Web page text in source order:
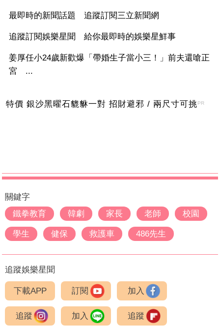
最即時的新聞話題 追蹤訂閱三立新聞網
追蹤訂閱娛樂星聞 給你最即時的娛樂星鮮事
姜厚任小24歲新歡爆「帶婚生子當小三！」前夫還嗆正
宮 ...
特價 銀沙黑曜石貔貅一對 招財避邪 / 兩尺寸可挑 PR
關鍵字
鐵拳教育
韓劇 家長 老師 校園
學生 健保 救護車 486先生
追蹤娛樂星聞
下載APP 訂閱 加入
追蹤 加入 追蹤